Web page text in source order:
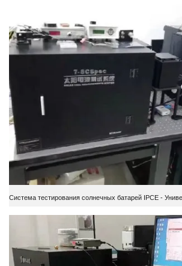
Система тестирования солнечных батарей IPCE -